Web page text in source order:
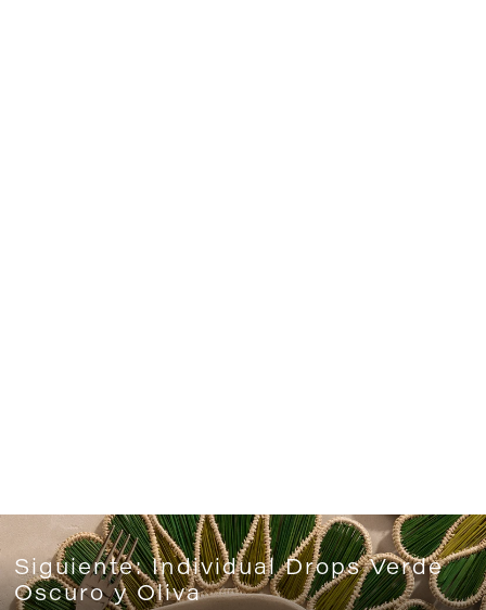
Siguiente: Individual Drops Verde
Oscuro y Oliva